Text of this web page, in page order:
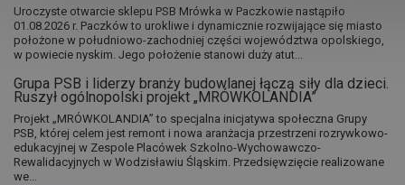
Uroczyste otwarcie sklepu PSB Mrówka w Paczkowie nastąpiło
01.08.2026 r. Paczków to urokliwe i dynamicznie rozwijające się miasto
położone w południowo-zachodniej części województwa opolskiego,
w powiecie nyskim. Jego położenie stanowi duży atut...
Grupa PSB i liderzy branży budowlanej łączą siły dla dzieci.
Ruszył ogólnopolski projekt „MRÓWKOLANDIA”
Projekt „MRÓWKOLANDIA” to specjalna inicjatywa społeczna Grupy
PSB, której celem jest remont i nowa aranżacja przestrzeni rozrywkowo-
edukacyjnej w Zespole Placówek Szkolno-Wychowawczo-
Rewalidacyjnych w Wodzisławiu Śląskim. Przedsięwzięcie realizowane
we...